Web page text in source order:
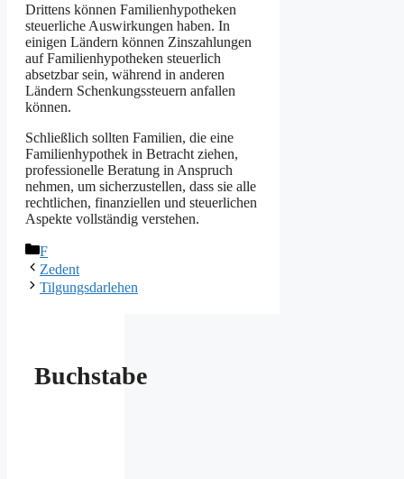
Drittens können Familienhypotheken
steuerliche Auswirkungen haben. In
einigen Ländern können Zinszahlungen
auf Familienhypotheken steuerlich
absetzbar sein, während in anderen
Ländern Schenkungssteuern anfallen
können.
Schließlich sollten Familien, die eine
Familienhypothek in Betracht ziehen,
professionelle Beratung in Anspruch
nehmen, um sicherzustellen, dass sie alle
rechtlichen, finanziellen und steuerlichen
Aspekte vollständig verstehen.
Kategorien
F
Zedent
Tilgungsdarlehen
Buchstabe